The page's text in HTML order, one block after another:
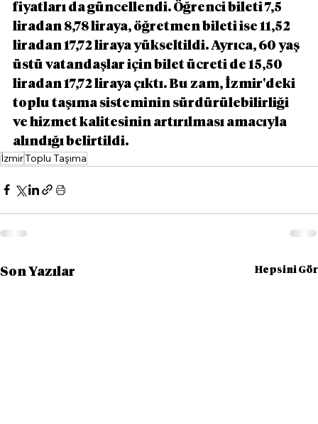
fiyatları da güncellendi. Öğrenci bileti 7,5
liradan 8,78 liraya, öğretmen bileti ise 11,52
liradan 17,72 liraya yükseltildi. Ayrıca, 60 yaş
üstü vatandaşlar için bilet ücreti de 15,50
liradan 17,72 liraya çıktı. Bu zam, İzmir'deki
toplu taşıma sisteminin sürdürülebilirliği
ve hizmet kalitesinin artırılması amacıyla
alındığı belirtildi.
İzmirToplu Taşıma
Son Yazılar Hepsini Gör